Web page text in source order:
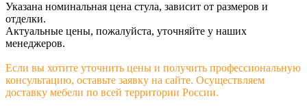
Указана номинальная цена стула, зависит от размеров и
отделки.
Актуальные цены, пожалуйста, уточняйте у наших
менеджеров.
Если вы хотите уточнить цены и получить профессиональную
консультацию, оставьте заявку на сайте. Осуществляем
доставку мебели по всей территории России.